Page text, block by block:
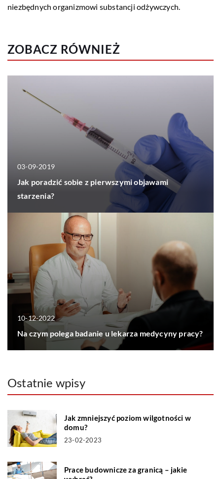
niezbędnych organizmowi substancji odżywczych.
ZOBACZ RÓWNIEŻ
03-09-2019
Jak poradzić sobie z pierwszymi objawami
starzenia?
10-12-2022
Na czym polega badanie u lekarza medycyny pracy?
Ostatnie wpisy
Jak zmniejszyć poziom wilgotności w
domu?
23-02-2023
Prace budownicze za granicą – jakie